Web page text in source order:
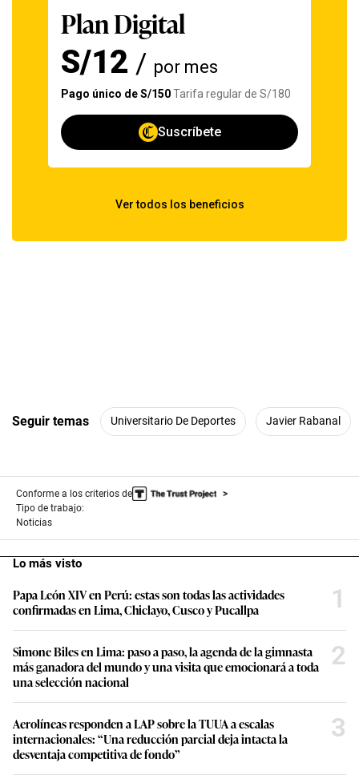
Seguir temas Universitario De Deportes Javier Rabanal
Conforme a los criterios de
Tipo de trabajo:
Noticias
Lo más visto
Papa León XIV en Perú: estas son todas las actividades
confirmadas en Lima, Chiclayo, Cusco y Pucallpa
1
Simone Biles en Lima: paso a paso, la agenda de la gimnasta
más ganadora del mundo y una visita que emocionará a toda
una selección nacional
2
Aerolíneas responden a LAP sobre la TUUA a escalas
internacionales: “Una reducción parcial deja intacta la
desventaja competitiva de fondo”
3